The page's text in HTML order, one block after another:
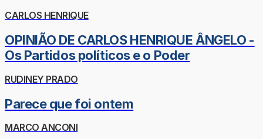
CARLOS HENRIQUE
OPINIÃO DE CARLOS HENRIQUE ÂNGELO -
Os Partidos políticos e o Poder
RUDINEY PRADO
Parece que foi ontem
MARCO ANCONI